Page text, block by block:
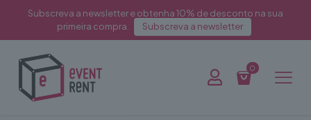
Subscreva a newsletter e obtenha 10% de desconto na sua
primeira compra.
Subscreva a newsletter
0